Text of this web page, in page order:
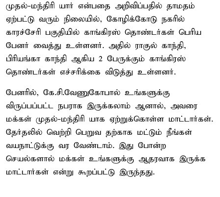
முதல்-மந்திரி யார் என்பதை அறிவிப்பதில் தாமதம்
ஏற்பட்டு வரும் நிலையில், கோழிக்கோடு நகரில்
காரச்சேரி பகுதியில் காங்கிரஸ் தொண்டர்கள் பெரிய
பேனர் வைத்து உள்ளனர். அதில் ராகுல் காந்தி,
பிரியங்கா காந்தி ஆகிய 2 பேருக்கும் காங்கிரஸ்
தொண்டர்கள் எச்சரிக்கை விடுத்து உள்ளனர்.
பேனரில், கே.சி.வேணுகோபால் உங்களுக்கு
விருப்பப்பட்ட நபராக இருக்கலாம் ஆனால், அவரை
மக்கள் முதல்-மந்திரி யாக ஏற்றுக்கொள்ள மாட்டார்கள்.
தேர்தலில் வெற்றி பெறுவ தற்காக மட்டும் நீங்கள்
வயநாட்டுக்கு வர வேண்டாம். இது போன்ற
செயல்களால் மக்கள் உங்களுக்கு ஆதரவாக இருக்க
மாட்டார்கள் என்று கூறப்பட்டு இருந்தது.